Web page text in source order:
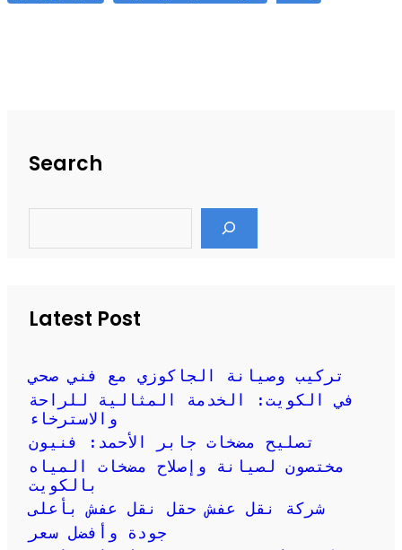
Search
Latest Post
تركيب وصيانة الجاكوزي مع فني صحي
في الكويت: الخدمة المثالية للراحة
والاسترخاء
تصليح مضخات جابر الأحمد: فنيون
مختصون لصيانة وإصلاح مضخات المياه
بالكويت
شركة نقل عفش حقل نقل عفش بأعلى
جودة وأفضل سعر